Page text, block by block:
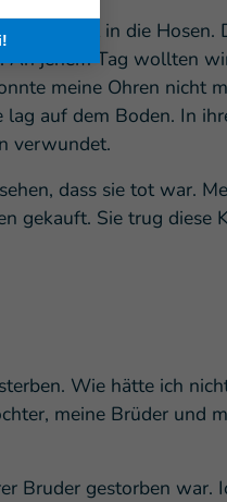
sich oft in die Hosen.
An jenem Tag wollten
meine Ohren nicht
auf dem Boden. In
verwundet.
dass sie tot war.
gekauft. Sie trug diese
Wie hätte ich
meine Brüder und
Bruder gestorben war.